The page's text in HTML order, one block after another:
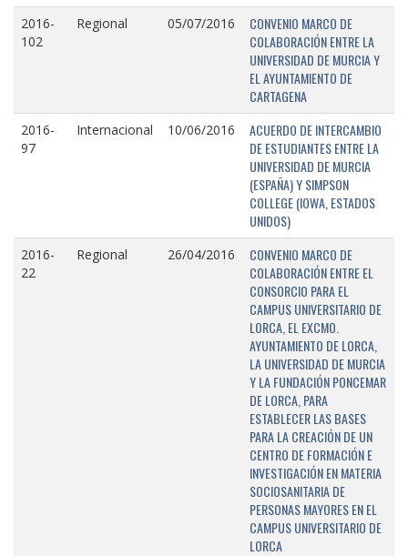
2016-
102
Regional 05/07/2016
CONVENIO MARCO DE
COLABORACIÓN ENTRE LA
UNIVERSIDAD DE MURCIA Y
EL AYUNTAMIENTO DE
CARTAGENA
2016-
97
Internacional 10/06/2016
ACUERDO DE INTERCAMBIO
DE ESTUDIANTES ENTRE LA
UNIVERSIDAD DE MURCIA
(ESPAÑA) Y SIMPSON
COLLEGE (IOWA, ESTADOS
UNIDOS)
2016-
22
Regional 26/04/2016
CONVENIO MARCO DE
COLABORACIÓN ENTRE EL
CONSORCIO PARA EL
CAMPUS UNIVERSITARIO DE
LORCA, EL EXCMO.
AYUNTAMIENTO DE LORCA,
LA UNIVERSIDAD DE MURCIA
Y LA FUNDACIÓN PONCEMAR
DE LORCA, PARA
ESTABLECER LAS BASES
PARA LA CREACIÓN DE UN
CENTRO DE FORMACIÓN E
INVESTIGACIÓN EN MATERIA
SOCIOSANITARIA DE
PERSONAS MAYORES EN EL
CAMPUS UNIVERSITARIO DE
LORCA